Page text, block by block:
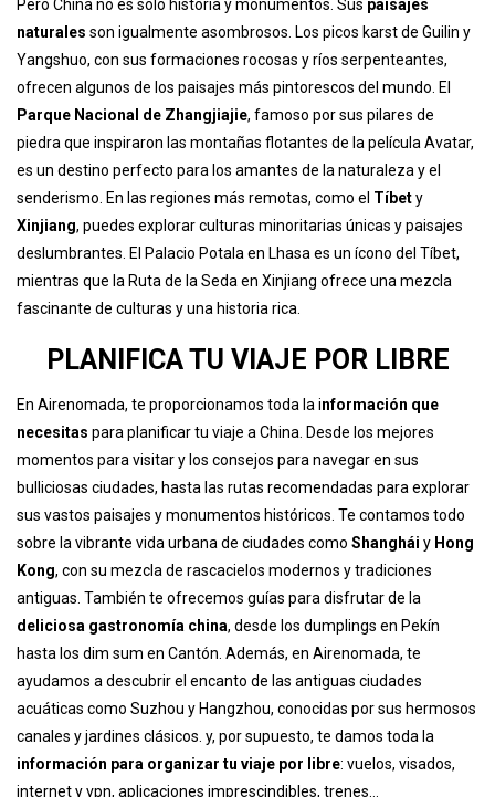
Pero China no es solo historia y monumentos. Sus paisajes
naturales son igualmente asombrosos. Los picos karst de Guilin y
Yangshuo, con sus formaciones rocosas y ríos serpenteantes,
ofrecen algunos de los paisajes más pintorescos del mundo. El
Parque Nacional de Zhangjiajie, famoso por sus pilares de
piedra que inspiraron las montañas flotantes de la película Avatar,
es un destino perfecto para los amantes de la naturaleza y el
senderismo. En las regiones más remotas, como el Tíbety
Xinjiang, puedes explorar culturas minoritarias únicas y paisajes
deslumbrantes. El Palacio Potala en Lhasa es un ícono del Tíbet,
mientras que la Ruta de la Seda en Xinjiang ofrece una mezcla
fascinante de culturas y una historia rica.
PLANIFICA TU VIAJE POR LIBRE
En Airenomada, te proporcionamos toda la información que
necesitas para planificar tu viaje a China. Desde los mejores
momentos para visitar y los consejos para navegar en sus
bulliciosas ciudades, hasta las rutas recomendadas para explorar
sus vastos paisajes y monumentos históricos. Te contamos todo
sobre la vibrante vida urbana de ciudades como Shanghái y Hong
Kong, con su mezcla de rascacielos modernos y tradiciones
antiguas. También te ofrecemos guías para disfrutar de la
deliciosa gastronomía china, desde los dumplings en Pekín
hasta los dim sum en Cantón. Además, en Airenomada, te
ayudamos a descubrir el encanto de las antiguas ciudades
acuáticas como Suzhou y Hangzhou, conocidas por sus hermosos
canales y jardines clásicos. y, por supuesto, te damos toda la
información para organizar tu viaje por libre: vuelos, visados,
internet y vpn, aplicaciones imprescindibles, trenes…